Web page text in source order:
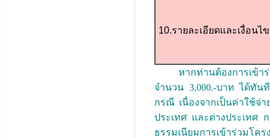
10.รายละเอียดและเงื่อน
หากท่านต้องการเข้าร่ว
จำนวน 3,000.-บาท ได้ทัน
กรณี เนื่องจากเป็นค่าใช้จ่
ประเทศ และต่างประเทศ
ธรรมเนียมการเข้าร่วมโค